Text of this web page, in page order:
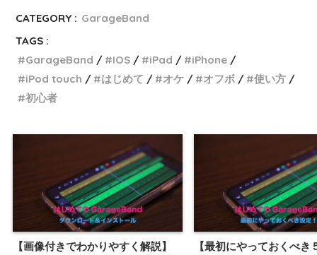
CATEGORY : GarageBand
TAGS :
GarageBand
IOS iPad
iPhone
iPod touch
はじめて オケ オフボ
使い方
初心者
【画像付きでわかりやすく解説】
【最初にやっておくべき